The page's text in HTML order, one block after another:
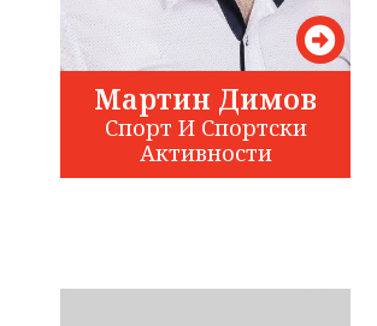
Мартин Димов
Спорт И Спортски
Активности